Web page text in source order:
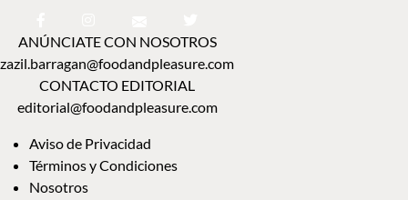
ANÚNCIATE CON NOSOTROS
zazil.barragan@foodandpleasure.com
CONTACTO EDITORIAL
editorial@foodandpleasure.com
Aviso de Privacidad
Términos y Condiciones
Nosotros